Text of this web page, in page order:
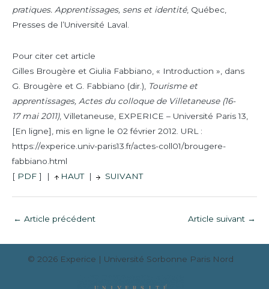
pratiques. Apprentissages, sens et identité, Québec,
Presses de l’Université Laval.
Pour citer cet article
Gilles Brougère et Giulia Fabbiano, « Introduction », dans
G. Brougère et G. Fabbiano (dir.), Tourisme et
apprentissages, Actes du colloque de Villetaneuse (16-
17 mai 2011), Villetaneuse, EXPERICE – Université Paris 13,
[En ligne], mis en ligne le 02 février 2012. URL :
https://experice.univ-paris13.fr/actes-coll01/brougere-
fabbiano.html
[ PDF ] | HAUT| SUIVANT
← Article précédent Article suivant →
© 2026 Experice | Université Sorbonne Paris Nord